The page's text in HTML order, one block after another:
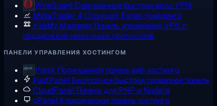
WireGuard Современное быстрое ядро VPN
MetaTrader 4 Стандарт Forex-трейдинга
Hiddify Manager Панель управления VPN с
поддержкой нескольких протоколов
ПАНЕЛИ УПРАВЛЕНИЯ ХОСТИНГОМ
Plesk Полноценная панель веб-хостинга
FastPanelБесплатная быстрая серверная панель
CloudPanel Панель для PHP и Node.js
cPanelКлассическая панель хостинга